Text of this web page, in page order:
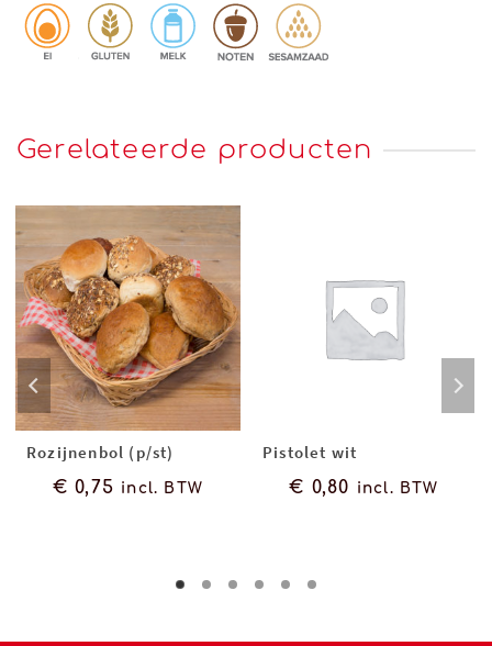
Gerelateerde producten
Rozijnenbol (p/st)
€ 0,75 incl. BTW
Pistolet wit
€ 0,80 incl. BTW